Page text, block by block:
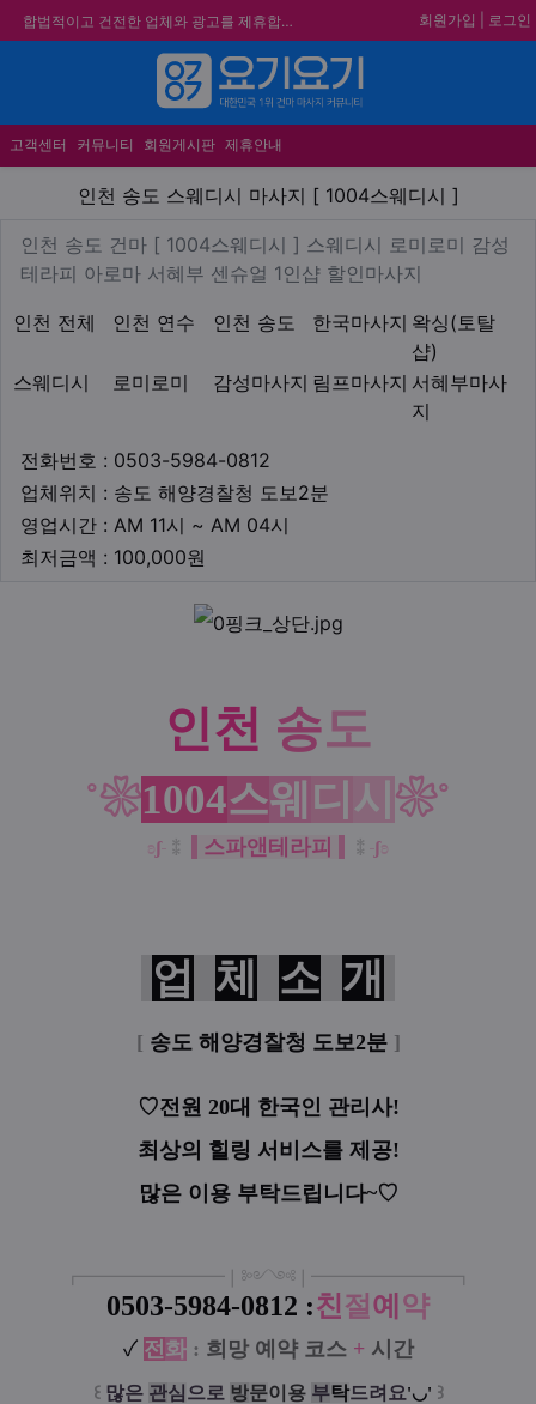
합법적이고 건전한 업체와 광고를 제휴합니다.
★요기요기 설 연휴 휴무 안내★
★ 요기요기 업체회원 안내사항 ★
불건전한 게시글은 삭제 및 회원탈퇴 됩니다.
회원가입 로그인
고객센터 커뮤니티 회원게시판 제휴안내
인천 송도 스웨디시 마사지 [
인천 송도 스웨디시 마사지 [ 1004스웨디시 ]
업체 정보
인천 송도 건마 [ 1004스웨디
인천 송도 건마 [ 1004스웨디시 ] 스웨디시 로미로미 감성
테라피 아로마 서혜부 센슈얼 1인샵 할인마사지
인천 전체 인천 연수 인천 송도
지역1 한국마사지 왁싱(토탈
샵)
스웨디시
로미로미 감성마사지 림프마사지 서혜부마사
지
테마
전화번호 : 0503-5984-0812
업체위치 : 송도 해양경찰청 도보2분
영업시간 : AM 11시 ~ AM 04시
최저금액 : 100,000원
인천 송도
˚❀1004스웨 디 시 ❀˚
ʚʃ ⁑ 스파앤테라피 ⁑ ʃʚ
업 체 소 개
[ 송도 해양경찰청 도보2분 ]
♡전원 20대 한국인 관리사!
최상의 힐링 서비스를 제공!
많은 이용 부탁드립니다~♡
┏━━━━━━━━ ❘༻༺❘ ━━━━━━━━┓
0503-5984-0812 :친절 예 약
✓ 전 화 : 희망 예약 코스 + 시간
꒰ 많은 관심 으로 방문이 용 부탁드려요'◡' ꒱